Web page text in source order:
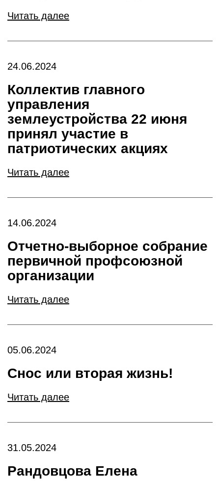
Читать далее
24.06.2024
Коллектив главного
управления
землеустройства 22 июня
принял участие в
патриотических акциях
Читать далее
14.06.2024
Отчетно-выборное собрание
первичной профсоюзной
организации
Читать далее
05.06.2024
Снос или вторая жизнь!
Читать далее
31.05.2024
Рандовцова Елена